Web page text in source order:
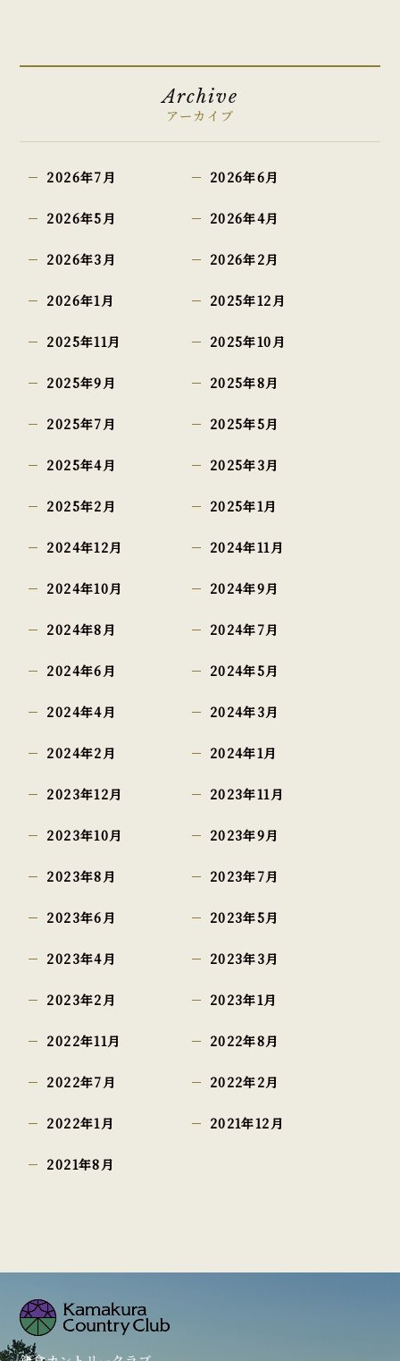
Archive
アーカイブ
2026年7月 2026年6月
2026年5月 2026年4月
2026年3月 2026年2月
2026年1月 2025年12月
2025年11月 2025年10月
2025年9月 2025年8月
2025年7月 2025年5月
2025年4月 2025年3月
2025年2月 2025年1月
2024年12月 2024年11月
2024年10月 2024年9月
2024年8月 2024年7月
2024年6月 2024年5月
2024年4月 2024年3月
2024年2月 2024年1月
2023年12月 2023年11月
2023年10月 2023年9月
2023年8月 2023年7月
2023年6月 2023年5月
2023年4月 2023年3月
2023年2月 2023年1月
2022年11月 2022年8月
2022年7月 2022年2月
2022年1月 2021年12月
2021年8月